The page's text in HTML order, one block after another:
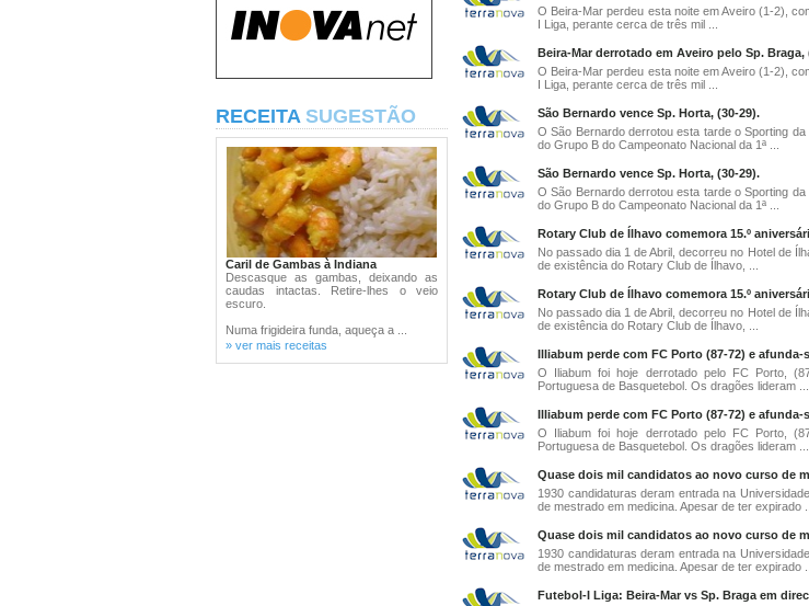
RECEITA SUGESTÃO
Caril de Gambas à Indiana
Descasque as gambas, deixando as
caudas intactas. Retire-lhes o veio
escuro.
Numa frigideira funda, aqueça a ...
» ver mais receitas
O Beira-Mar perdeu esta noite em Aveiro (1-2),
I Liga, perante cerca de três mil ...
Beira-Mar derrotado em Aveiro pelo Sp. Braga,
O Beira-Mar perdeu esta noite em Aveiro (1-2),
I Liga, perante cerca de três mil ...
São Bernardo vence Sp. Horta, (30-29).
O São Bernardo derrotou esta tarde o Sporting
do Grupo B do Campeonato Nacional da 1ª ...
São Bernardo vence Sp. Horta, (30-29).
O São Bernardo derrotou esta tarde o Sporting
do Grupo B do Campeonato Nacional da 1ª ...
Rotary Club de Ílhavo comemora 15.º
No passado dia 1 de Abril, decorreu no Hotel de
de existência do Rotary Club de Ílhavo, ...
Rotary Club de Ílhavo comemora 15.º
No passado dia 1 de Abril, decorreu no Hotel de
de existência do Rotary Club de Ílhavo, ...
Illiabum perde com FC Porto (87-72) e afunda-
O Iliabum foi hoje derrotado pelo FC Porto,
Portuguesa de Basquetebol. Os dragões lideram ...
Illiabum perde com FC Porto (87-72) e afunda-
O Iliabum foi hoje derrotado pelo FC Porto,
Portuguesa de Basquetebol. Os dragões lideram ...
Quase dois mil candidatos ao novo curso de
1930 candidaturas deram entrada na
de mestrado em medicina. Apesar de ter expirado ...
Quase dois mil candidatos ao novo curso de
1930 candidaturas deram entrada na
de mestrado em medicina. Apesar de ter expirado ...
Futebol-I Liga: Beira-Mar vs Sp. Braga em